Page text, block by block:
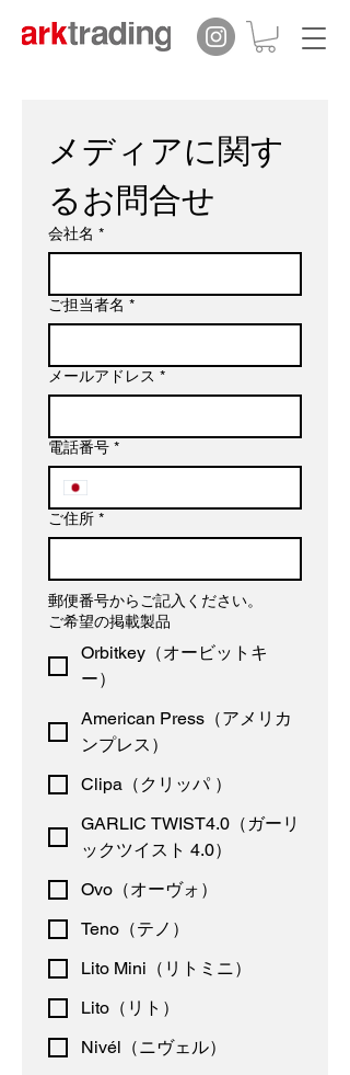
メディアに関す
るお問合せ
会社名 *
ご担当者名 *
メールアドレス *
電話番号 *
ご住所 *
郵便番号からご記入ください。
ご希望の掲載製品
Orbitkey（オービットキ
ー）
American Press（アメリカ
ンプレス）
Clipa（クリッパ ）
GARLIC TWIST4.0（ガーリ
ックツイスト 4.0）
Ovo（オーヴォ）
Teno（テノ）
Lito Mini（リトミニ）
Lito（リト）
Nivél（ニヴェル）